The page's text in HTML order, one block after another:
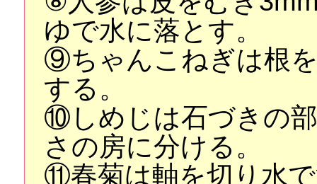
ゆで水に落とす。
⑨ちゃんこねぎは根
する。
⑩しめじは石づきの
さの房に分ける。
⑪春菊は軸を切り水